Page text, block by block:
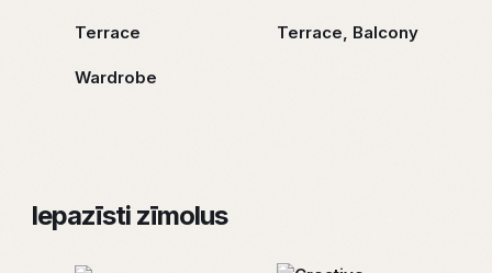
Terrace Terrace, Balcony
Wardrobe
Iepazīsti zīmolus